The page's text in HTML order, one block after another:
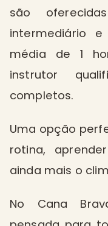
são
intermediário
média de 1
instrutor
completos.
Uma opção
rotina,
ainda mais o
No Cana